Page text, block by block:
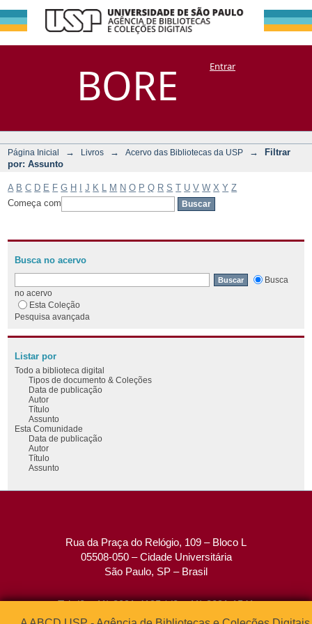
BORE
Filtrar por:
Assunto
DSpace/Manakin + CoriscoEntrar
Página Inicial → Livros → Acervo das Bibliotecas da USP →
Filtrar
por: Assunto
A B C D E F G H J K M N O P Q R S T U V W X Y Z
Começa com
Busca no acervo
Busca
no acervo
Esta Coleção
Pesquisa avançada
Listar por
Todo a biblioteca digital
Tipos de documento & Coleções
Data de publicação
Autor
Título
Assunto
Esta Comunidade
Data de publicação
Autor
Título
Assunto
Rua da Praça do Relógio, 109 – Bloco L
05508-050 – Cidade Universitária
São Paulo, SP – Brasil
Tel: (0xx11) 3091-4195 / (0xx11) 3091-1541
Fax: (0xx11) 3091-1567